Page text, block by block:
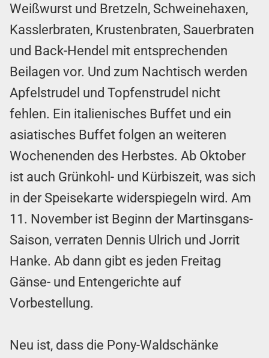
Weißwurst und Bretzeln, Schweinehaxen,
Kasslerbraten, Krustenbraten, Sauerbraten
und Back-Hendel mit entsprechenden
Beilagen vor. Und zum Nachtisch werden
Apfelstrudel und Topfenstrudel nicht
fehlen. Ein italienisches Buffet und ein
asiatisches Buffet folgen an weiteren
Wochenenden des Herbstes. Ab Oktober
ist auch Grünkohl- und Kürbiszeit, was sich
in der Speisekarte widerspiegeln wird. Am
11. November ist Beginn der Martinsgans-
Saison, verraten Dennis Ulrich und Jorrit
Hanke. Ab dann gibt es jeden Freitag
Gänse- und Entengerichte auf
Vorbestellung.
Neu ist, dass die Pony-Waldschänke